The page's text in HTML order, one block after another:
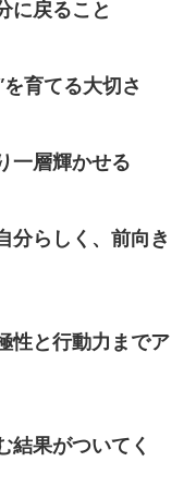
に戻ること
育てる大切さ
一層輝かせる
分らしく、前向き
性と行動力までア
結果がついてく